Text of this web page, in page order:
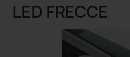
LED FRECCE